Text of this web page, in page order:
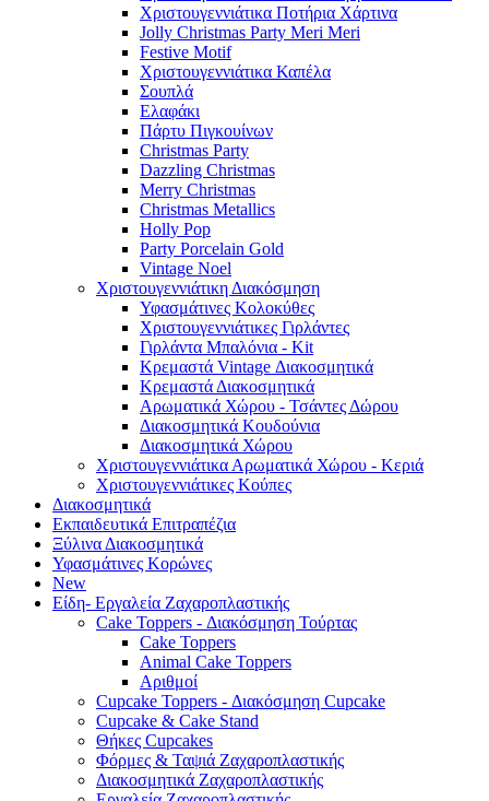
Χριστουγεννιάτικα Ποτήρια Χάρτινα
Jolly Christmas Party Meri Meri
Festive Motif
Χριστουγεννιάτικα Καπέλα
Σουπλά
Ελαφάκι
Πάρτυ Πιγκουίνων
Christmas Party
Dazzling Christmas
Merry Christmas
Christmas Metallics
Holly Pop
Party Porcelain Gold
Vintage Noel
Χριστουγεννιάτικη Διακόσμηση
Υφασμάτινες Κολοκύθες
Χριστουγεννιάτικες Γιρλάντες
Γιρλάντα Μπαλόνια - Kit
Κρεμαστά Vintage Διακοσμητικά
Κρεμαστά Διακοσμητικά
Αρωματικά Χώρου - Τσάντες Δώρου
Διακοσμητικά Κουδούνια
Διακοσμητικά Χώρου
Χριστουγεννιάτικα Αρωματικά Χώρου - Κεριά
Χριστουγεννιάτικες Κούπες
Διακοσμητικά
Εκπαιδευτικά Επιτραπέζια
Ξύλινα Διακοσμητικά
Υφασμάτινες Κορώνες
New
Είδη- Εργαλεία Ζαχαροπλαστικής
Cake Toppers - Διακόσμηση Τούρτας
Cake Toppers
Animal Cake Toppers
Αριθμοί
Cupcake Toppers - Διακόσμηση Cupcake
Cupcake & Cake Stand
Θήκες Cupcakes
Φόρμες & Ταψιά Ζαχαροπλαστικής
Διακοσμητικά Ζαχαροπλαστικής